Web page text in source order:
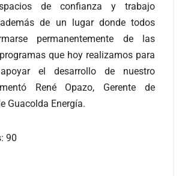
de confianza y trabajo
de un lugar donde todos
permanentemente de las
que hoy realizamos para
el desarrollo de nuestro
René Opazo, Gerente de
Guacolda Energía.
90